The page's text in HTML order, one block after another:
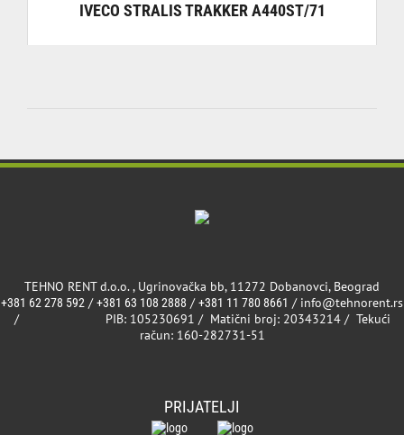
IVECO STRALIS TRAKKER A440ST/71
TEHNO RENT d.o.o. , Ugrinovačka bb, 11272 Dobanovci, Beograd
+381 62 278 592 /+381 63 108 2888 /+381 11 780 8661 / info@tehnorent.rs
/ PIB: 105230691 / Matični broj: 20343214 / Tekući
račun: 160-282731-51
PRIJATELJI